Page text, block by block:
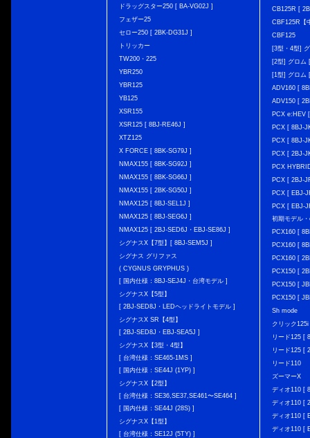
ドラッグスター250 [ BA-VG02J ]
フェザー25
セロー250 [ 2BK-DG31J ]
トリッカー
TW200・225
YBR250
YBR125
YB125
XSR155
XSR125 [ 8BJ-RE46J ]
XTZ125
X FORCE [ 8BK-SG79J ]
NMAX155 [ 8BK-SG92J ]
NMAX155 [ 8BK-SG66J ]
NMAX155 [ 2BK-SG50J ]
NMAX125 [ 8BJ-SEL1J ]
NMAX125 [ 8BJ-SEG6J ]
NMAX125 [ 2BJ-SED6J・EBJ-SE86J ]
シグナスX【7型】[ 8BJ-SEM5J ]
シグナス グリファス
( CYGNUS GRYPHUS )
[ 国内仕様：8BJ-SEJ4J・台湾モデル ]
シグナスX【5型】
[ 2BJ-SED8J・LEDヘッドライトモデル ]
シグナスX SR【4型】
[ 2BJ-SED8J・EBJ-SEA5J ]
シグナスX【3型・4型】
[ 台湾仕様：SE465-1MS ]
[ 国内仕様：SE44J (1YP) ]
シグナスX【2型】
[ 台湾仕様：SE36,SE37,SE461〜SE464 ]
[ 国内仕様：SE44J (28S) ]
シグナスX【1型】
[ 台湾仕様：SE12J (5TY) ]
CB125R [
CBF125R【
CBF125
[3型・4型]
[2型] グロム
[1型] グロム
ADV160 [
ADV150 [
PCX e:HEV
PCX [ 8BJ-
PCX [ 8BJ-
PCX [ 2BJ-
PCX
PCX [ 2BJ-
PCX [ EBJ-
PCX [ EBJ-
初期モデル
PCX160 [
PCX160 [
PCX160 [
PCX150 [
PCX150 [
PCX150 [
Sh mode
クリック
リード125 [
リード125 [
リード110
ズーマーX
ディオ110 [
ディオ110 [
ディオ110 [
ディオ110 [